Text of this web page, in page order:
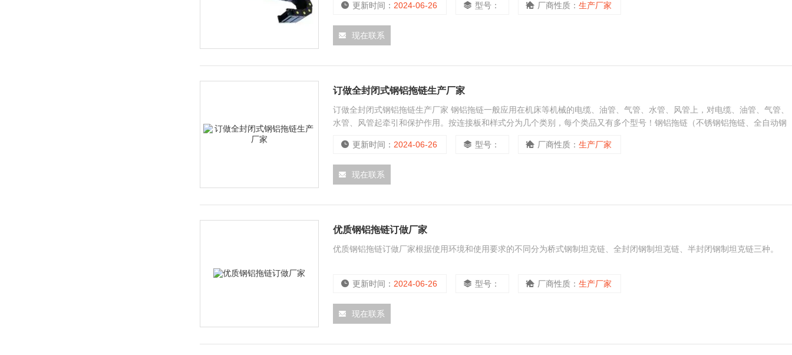
更新时间： 2024-06-26 型号： 厂商性质： 生产厂家
现在联系
订做全封闭式钢铝拖链生产厂家
订做全封闭式钢铝拖链生产厂家 钢铝拖链一般应用在机床等机械的电缆、油管、气管、水管、风管上，对电缆、油管、气管、
水管、风管起牵引和保护作用。按连接板和样式分为几个类别，每个类品又有多个型号！钢铝拖链（不锈钢铝拖链、全自动钢
更新时间： 2024-06-26 型号： 厂商性质： 生产厂家
现在联系
优质钢铝拖链订做厂家
优质钢铝拖链订做厂家根据使用环境和使用要求的不同分为桥式钢制坦克链、全封闭钢制坦克链、半封闭钢制坦克链三种。
更新时间： 2024-06-26 型号： 厂商性质： 生产厂家
现在联系